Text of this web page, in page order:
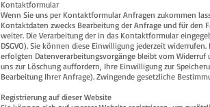
Kontaktformular
Wenn Sie uns per Kontaktformular Anfragen zukommen
Kontaktdaten zwecks Bearbeitung der Anfrage und für den
weiter. Die Verarbeitung der in das Kontaktformular
DSGVO). Sie können diese Einwilligung jederzeit
erfolgten Datenverarbeitungsvorgänge bleibt vom
uns zur Löschung auffordern, Ihre Einwilligung zur
Bearbeitung Ihrer Anfrage). Zwingende gesetzliche
Registrierung auf dieser Website